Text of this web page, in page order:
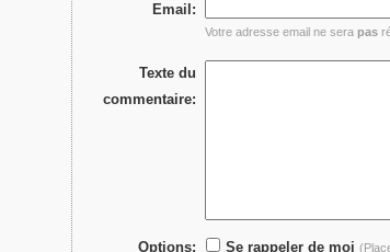
Email:
Votre adresse email ne serapas
Texte du
commentaire:
Options: Se rappeler de moi